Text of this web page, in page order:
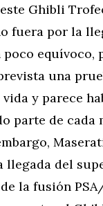
Ghibli
fuera por la
equívoco,
una
vida y parece
parte de
del
la fusión